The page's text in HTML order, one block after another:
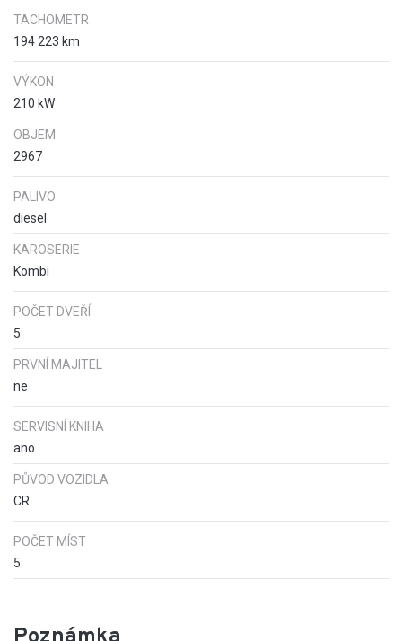
TACHOMETR
194 223 km
VÝKON
210 kW
OBJEM
2967
PALIVO
diesel
KAROSERIE
Kombi
POČET DVEŘÍ
5
PRVNÍ MAJITEL
ne
SERVISNÍ KNIHA
ano
PŮVOD VOZIDLA
CR
POČET MÍST
5